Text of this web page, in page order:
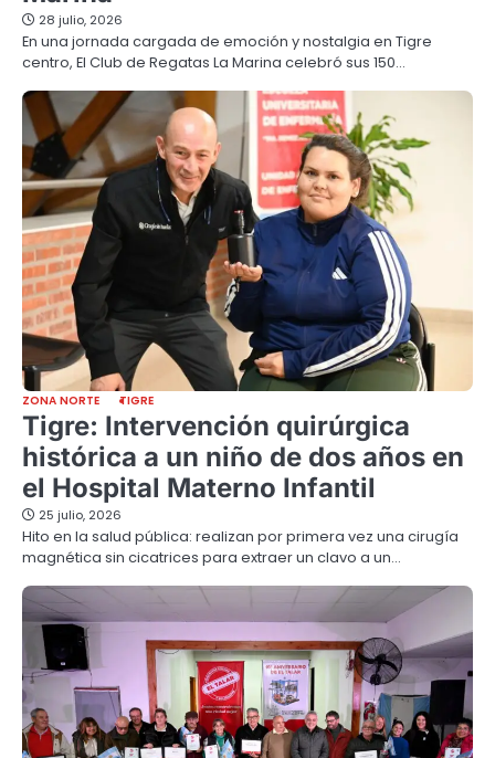
28 julio, 2026
En una jornada cargada de emoción y nostalgia en Tigre
centro, El Club de Regatas La Marina celebró sus 150…
ZONA NORTE TIGRE
Tigre: Intervención quirúrgica
histórica a un niño de dos años en
el Hospital Materno Infantil
25 julio, 2026
Hito en la salud pública: realizan por primera vez una cirugía
magnética sin cicatrices para extraer un clavo a un…